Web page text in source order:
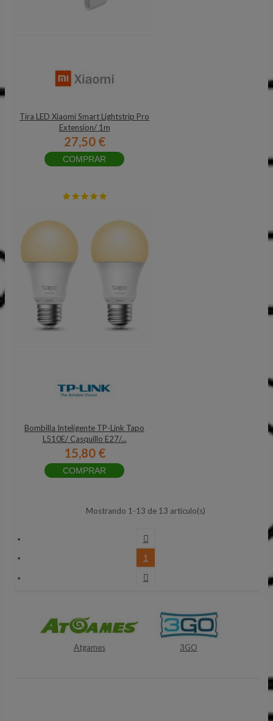
Tira LED Xiaomi Smart Lightstrip Pro
Extension/ 1m
27,50 €
COMPRAR
Bombilla Inteligente TP-Link Tapo
L510E/ Casquillo E27/...
15,80 €
COMPRAR
Mostrando 1-13 de 13 artículo(s)

1

Atgames 3GO